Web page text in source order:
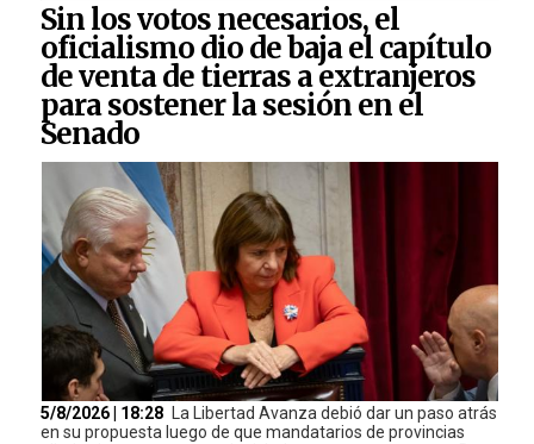
Sin los votos necesarios, el
oficialismo dio de baja el capítulo
de venta de tierras a extranjeros
para sostener la sesión en el
Senado
5/8/2026 | 18:28 La Libertad Avanza debió dar un paso atrás
en su propuesta luego de que mandatarios de provincias